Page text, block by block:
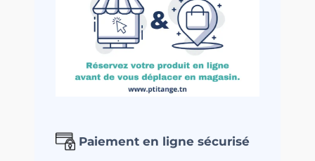
Paiement en ligne sécurisé